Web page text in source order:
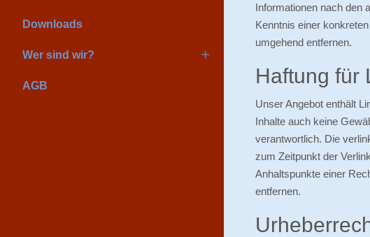
Downloads
Wer sind wir?
AGB
Informationen nach den
Kenntnis einer
umgehend entfernen.
Haftung für
Unser Angebot enthält
Inhalte auch keine
verantwortlich. Die
zum Zeitpunkt der
Anhaltspunkte einer
entfernen.